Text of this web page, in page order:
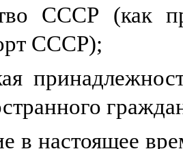
СССР (как
СССР);
в настоящее